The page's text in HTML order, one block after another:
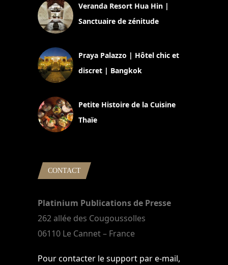
Veranda Resort Hua Hin |
Sanctuaire de zénitude
Praya Palazzo | Hôtel chic et
discret | Bangkok
Petite Histoire de la Cuisine
Thaïe
CONTACT
Platinium Publications de Presse
262 allée des Cougoussolles
06110 Le Cannet – France
Pour contacter le support par e-mail,